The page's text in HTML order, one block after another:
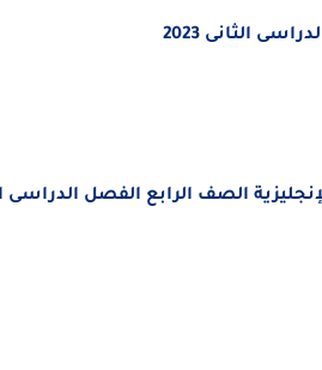
الثانى 2023
الصف الرابع الفصل الدراسى